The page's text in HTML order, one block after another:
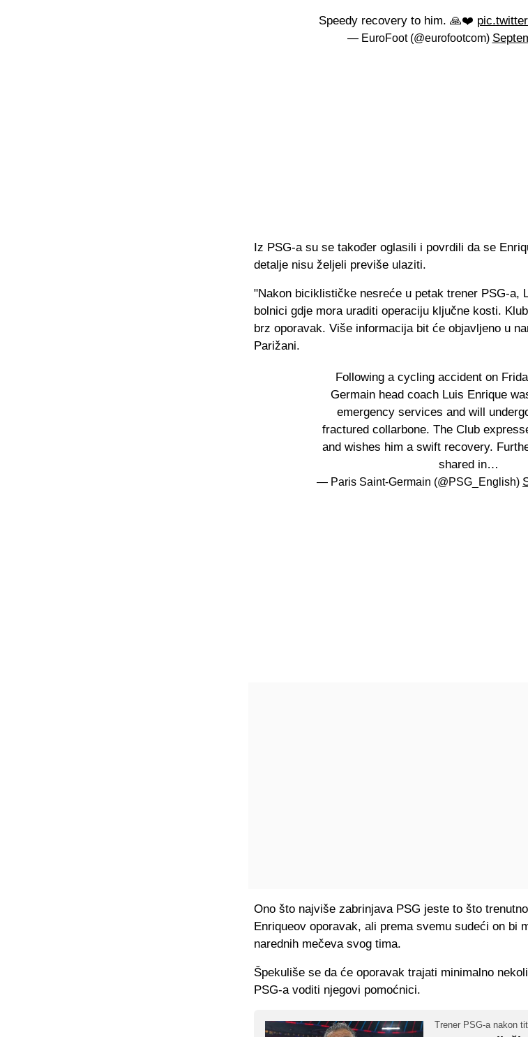
Speedy recovery to him. 🙏❤️
— EuroFoot (@eurofootcom)
Iz PSG-a su se također oglasili i povrdili da se
detalje nisu željeli previše ulaziti.
"Nakon biciklističke nesreće u petak trener PSG-a,
bolnici gdje mora uraditi operaciju ključne kosti.
brz oporavak. Više informacija bit će objavljeno u
Parižani.
Following a cycling accident on
Germain head coach Luis Enrique
emergency services and will
fractured collarbone. The Club
and wishes him a swift recovery.
shared in…
— Paris Saint-Germain (@PSG_English)
Ono što najviše zabrinjava PSG jeste to što
Enriqueov oporavak, ali prema svemu sudeći on bi
narednih mečeva svog tima.
Špekuliše se da će oporavak trajati minimalno
PSG-a voditi njegovi pomoćnici.
Trener PSG-a nakon